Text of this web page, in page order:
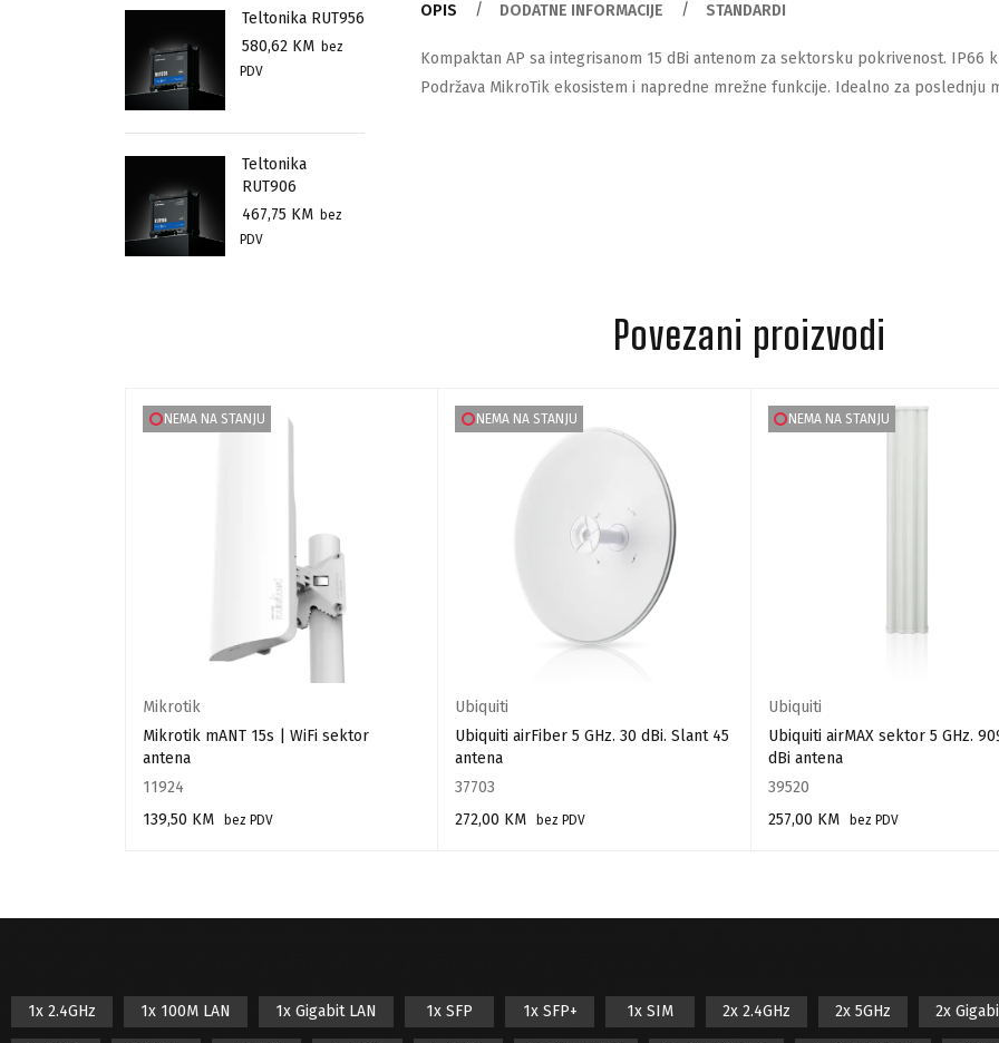
Teltonika RUT956
580,62 KM bez
PDV
Teltonika
RUT906
467,75 KM bez
PDV
OPIS DODATNE INFORMACIJE STANDARDI
Kompaktan AP sa integrisanom 15 dBi antenom za sektorsku pokrivenost. IP66
Podržava MikroTik ekosistem i napredne mrežne funkcije. Idealno za poslednju
Povezani proizvodi
NEMA NA STANJU
Mikrotik
Mikrotik mANT 15s | WiFi sektor
antena
11924
139,50 KM
bez PDV
NEMA NA STANJU
Ubiquiti
Ubiquiti airFiber 5 GHz. 30 dBi. Slant 45
antena
37703
272,00 KM
bez PDV
NEMA NA STANJU
Ubiquiti
Ubiquiti airMAX sektor 5 GHz.
dBi antena
39520
257,00 KM
bez PDV
1x 2.4GHz 1x 100M LAN 1x Gigabit LAN 1x SFP 1x SFP+ 1x SIM 2x 2.4GHz 2x 5GHz 2x